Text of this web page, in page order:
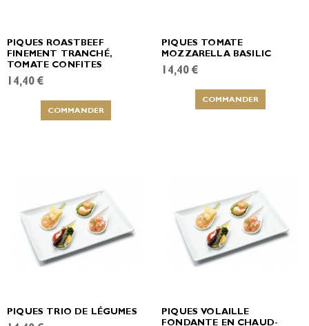
PIQUES ROASTBEEF
FINEMENT TRANCHÉ,
TOMATE CONFITES
14,40 €
COMMANDER
PIQUES TOMATE
MOZZARELLA BASILIC
14,40 €
COMMANDER
PIQUES TRIO DE LÉGUMES
PIQUES VOLAILLE
FONDANTE EN CHAUD-